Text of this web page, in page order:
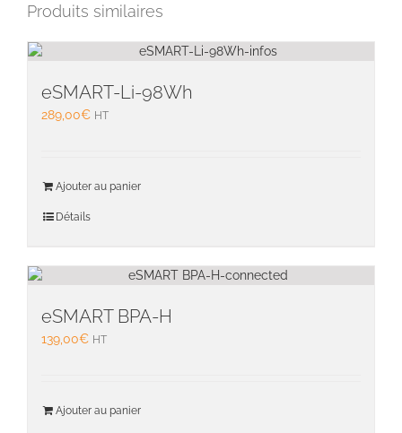
Produits similaires
eSMART-Li-98Wh
289,00€ HT
Ajouter au panier
Détails
eSMART BPA-H
139,00€ HT
Ajouter au panier